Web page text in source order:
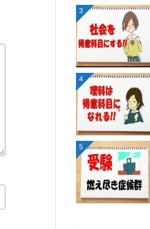
3
4
5